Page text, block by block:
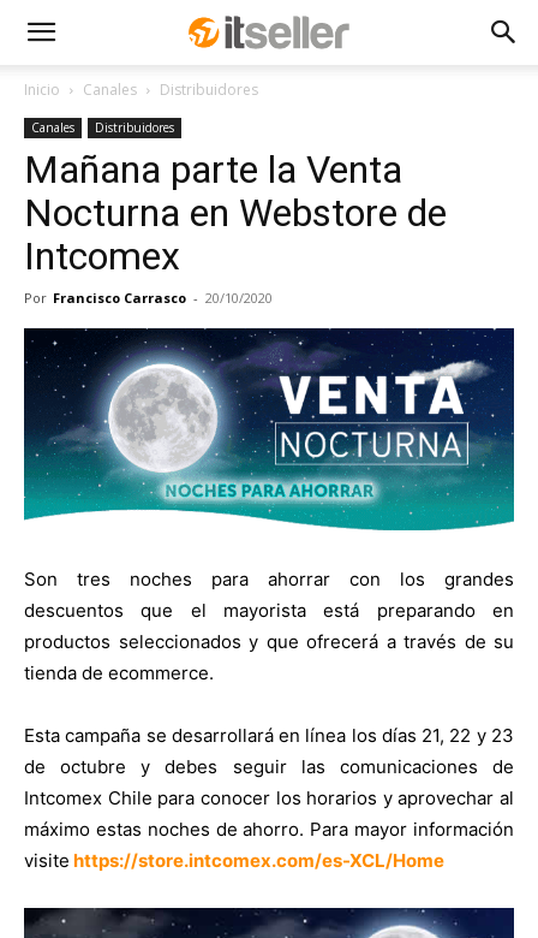
Inicio Canales Distribuidores
Canales Distribuidores
Mañana parte la Venta
Nocturna en Webstore de
Intcomex
Por Francisco Carrasco - 20/10/2020
Son tres noches para ahorrar con los grandes
descuentos que el mayorista está preparando en
productos seleccionados y que ofrecerá a través de su
tienda de ecommerce.
Esta campaña se desarrollará en línea los días 21, 22 y 23
de octubre y debes seguir las comunicaciones de
Intcomex Chile para conocer los horarios y aprovechar al
máximo estas noches de ahorro. Para mayor información
visite https://store.intcomex.com/es-XCL/Home